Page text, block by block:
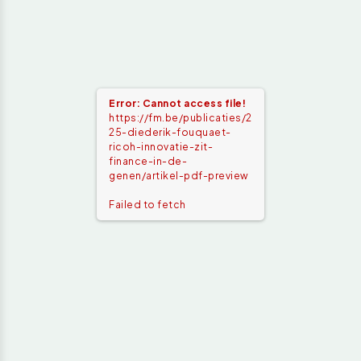
Error: Cannot access file!
https://fm.be/publicaties/2
25-diederik-fouquaet-
ricoh-innovatie-zit-
finance-in-de-
genen/artikel-pdf-preview
Failed to fetch